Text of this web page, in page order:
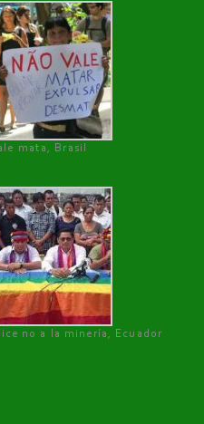
mata, Brasil
no a la minería, Ecuador